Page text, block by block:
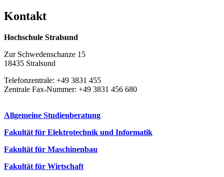
Kon­takt
Hochschule Stralsund
Zur Schwedenschanze 15
18435 Stralsund
Telefonzentrale: +49 3831 455
Zentrale Fax-Nummer: +49 3831 456 680
Allgemeine Studienberatung
Fakultät für Elektrotechnik und Informatik
Fakultät für Maschinenbau
Fakultät für Wirtschaft